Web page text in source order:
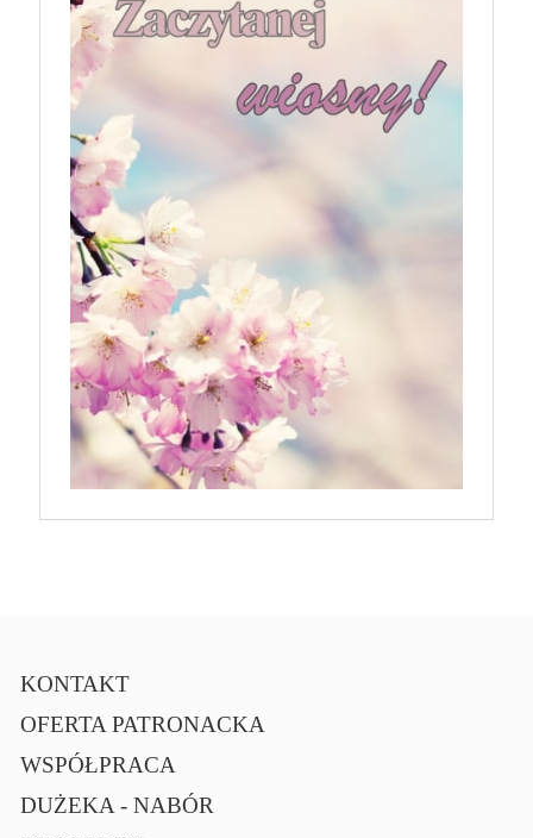
KONTAKT
OFERTA PATRONACKA
WSPÓŁPRACA
DUŻEKA - NABÓR